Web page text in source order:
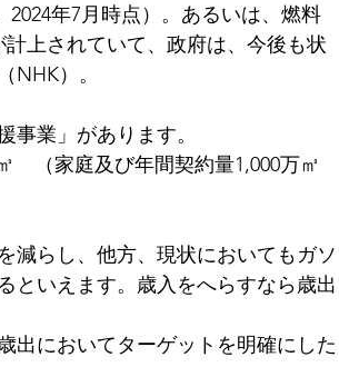
年7月時点）。あるいは、燃料
上されていて、政府は、今後も状
NHK）。
業」があります。
　（家庭及び年間契約量1,000万㎥
減らし、他方、現状においてもガソ
といえます。歳入をへらすなら歳出
出においてターゲットを明確にした